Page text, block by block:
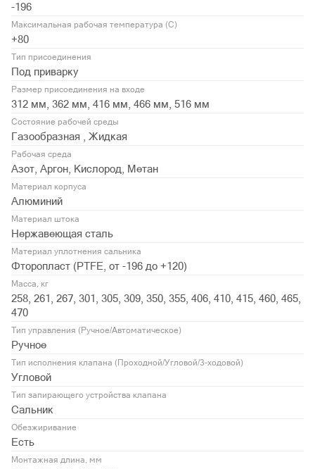
-196
Максимальная рабочая температура (С)
+80
Тип присоединения
Под приварку
Размер присоединения на входе
312 мм, 362 мм, 416 мм, 466 мм, 516 мм
Состояние рабочей среды
Газообразная , Жидкая
Рабочая среда
Азот, Аргон, Кислород, Метан
Материал корпуса
Алюминий
Материал штока
Нержавеющая сталь
Материал уплотнения сальника
Фторопласт (PTFE, от -196 до +120)
Масса, кг
258, 261, 267, 301, 305, 309, 350, 355, 406, 410, 415, 460, 465,
470
Тип управления (Ручное/Автоматическое)
Ручное
Тип исполнения клапана (Проходной/Угловой/3-ходовой)
Угловой
Тип запирающего устройства клапана
Сальник
Обезжиривание
Есть
Монтажная длина, мм